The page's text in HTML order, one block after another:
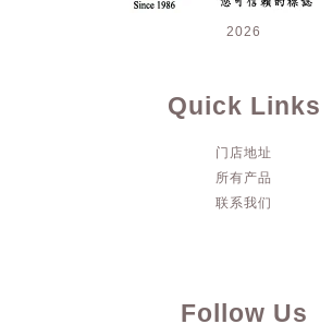
2026
Quick Links
门店地址
所有产品
联系我们
Follow Us